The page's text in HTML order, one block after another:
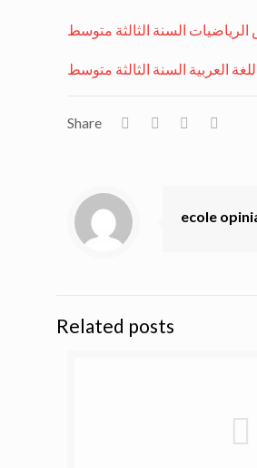
السنة الثالثة متوسط
العربية السنة الثالثة متوسط
Share
ecole
Related posts